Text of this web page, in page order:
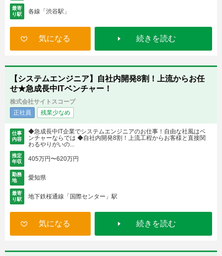
最寄
り駅
各線「渋谷駅」
気になる 続きを読む
【システムエンジニア】自社内開発8割！上流からお任
せ★急成長中ITベンチャー！
株式会社サイトスコープ
正社員
残業少なめ
仕事
内容
◆急成長中IT企業でシステムエンジニアのお仕事！自由な社風はベ
ンチャーならでは ◆自社内開発8割！上流工程からお客様と直接関
わるやりがいの...
推定
年収
405万円〜620万円
勤務
地
愛知県
最寄
り駅
地下鉄桜通線「国際センター」駅
気になる 続きを読む